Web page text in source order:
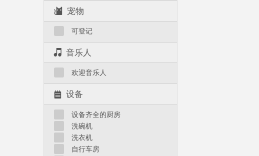
宠物
可登记
音乐人
欢迎音乐人
设备
设备齐全的厨房
洗碗机
洗衣机
自行车房